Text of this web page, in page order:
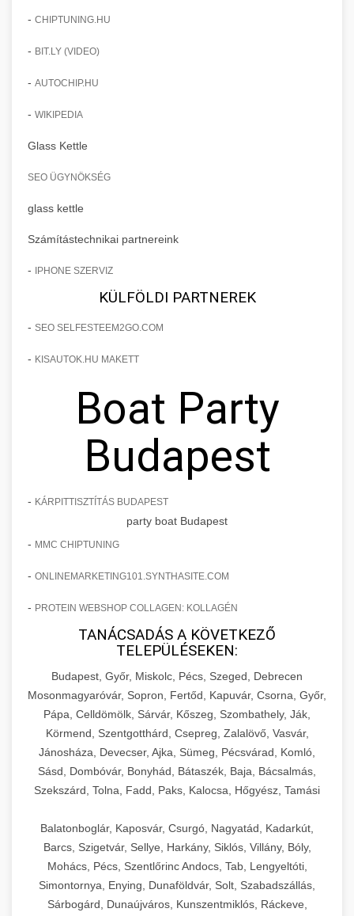
- CHIPTUNING.HU
- BIT.LY (VIDEO)
- AUTOCHIP.HU
- WIKIPEDIA
Glass Kettle
SEO ÜGYNÖKSÉG
glass kettle
Számítástechnikai partnereink
- IPHONE SZERVIZ
KÜLFÖLDI PARTNEREK
- SEO SELFESTEEM2GO.COM
- KISAUTOK.HU MAKETT
Boat Party
Budapest
- KÁRPITTISZTÍTÁS BUDAPEST
party boat Budapest
- MMC CHIPTUNING
- ONLINEMARKETING101.SYNTHASITE.COM
- PROTEIN WEBSHOP COLLAGEN: KOLLAGÉN
TANÁCSADÁS A KÖVETKEZŐ
TELEPÜLÉSEKEN:
Budapest, Győr, Miskolc, Pécs, Szeged, Debrecen
Mosonmagyaróvár, Sopron, Fertőd, Kapuvár, Csorna, Győr,
Pápa, Celldömölk, Sárvár, Kőszeg, Szombathely, Ják,
Körmend, Szentgotthárd, Csepreg, Zalalövő, Vasvár,
Jánosháza, Devecser, Ajka, Sümeg, Pécsvárad, Komló,
Sásd, Dombóvár, Bonyhád, Bátaszék, Baja, Bácsalmás,
Szekszárd, Tolna, Fadd, Paks, Kalocsa, Hőgyész, Tamási
Balatonboglár, Kaposvár, Csurgó, Nagyatád, Kadarkút,
Barcs, Szigetvár, Sellye, Harkány, Siklós, Villány, Bóly,
Mohács, Pécs, Szentlőrinc Andocs, Tab, Lengyeltóti,
Simontornya, Enying, Dunaföldvár, Solt, Szabadszállás,
Sárbogárd, Dunaújváros, Kunszentmiklós, Ráckeve,